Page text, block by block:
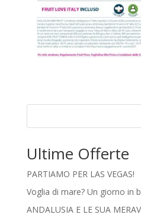
Ultime Offerte
PARTIAMO PER LAS VEGAS!
Voglia di mare? Un giorno in
ANDALUSIA E LE SUA